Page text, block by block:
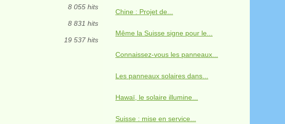
8 055 hits
8 831 hits
19 537 hits
Chine : Projet de...
Même la Suisse signe pour le...
Connaissez-vous les panneaux...
Les panneaux solaires dans...
Hawaï, le solaire illumine...
Suisse : mise en service...